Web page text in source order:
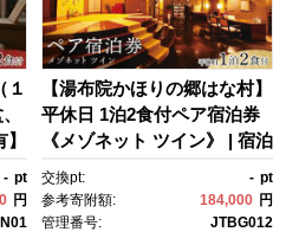
１
- pt
円
【湯布院かほりの郷はな村】
平休日 1泊2食付ペア宿泊券
《メゾネット ツイン》 | 宿泊
券 宿泊 旅行券 温泉 観光 旅
行 ホテル 旅館 クーポン チケ
ット トラベルクーポン トラ
交換pt: - pt
参考寄附額:
184,000 円
管理番号:
JTBG012